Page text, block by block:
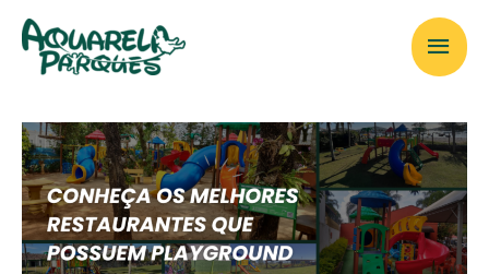
para
conteúdo